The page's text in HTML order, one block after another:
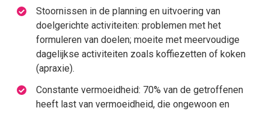
Stoornissen in de planning en uitvoering van
doelgerichte activiteiten: problemen met het
formuleren van doelen; moeite met meervoudige
dagelijkse activiteiten zoals koffiezetten of koken
(apraxie).
Constante vermoeidheid: 70% van de getroffenen
heeft last van vermoeidheid, die ongewoon en